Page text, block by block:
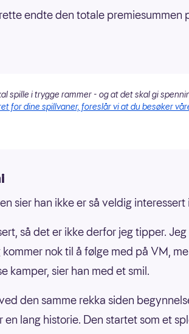
endte den totale premiesummen
spille i trygge rammer - og at det skal gi
for dine spillvaner, foreslår vi at du besøker
sier han ikke er så veldig interessert
så det er ikke derfor jeg tipper.
nok til å følge med på VM,
kamper, sier han med et smil.
den samme rekka siden
lang historie. Den startet som et